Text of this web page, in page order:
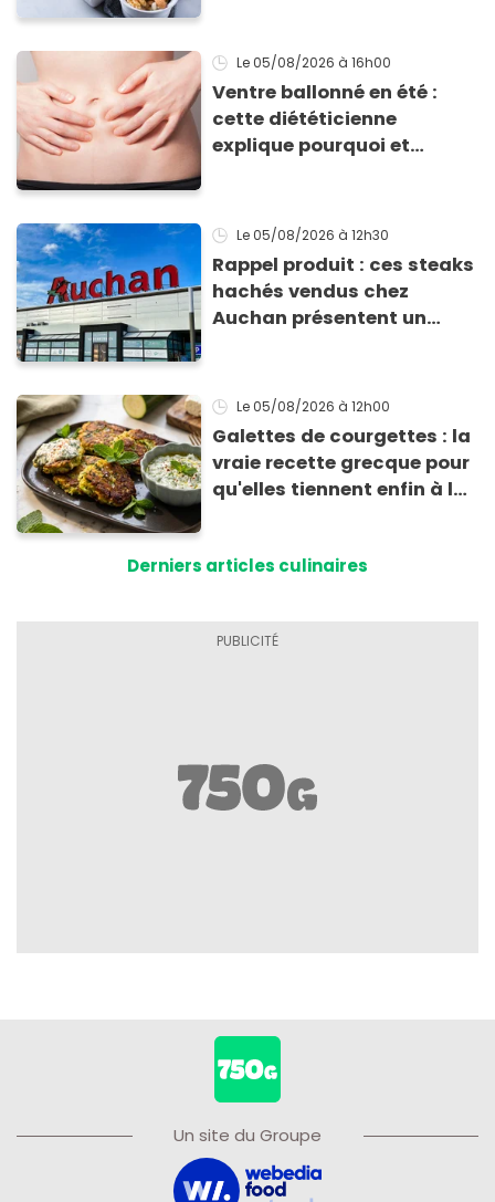
Le 05/08/2026 à 16h00
Ventre ballonné en été :
cette diététicienne
explique pourquoi et
Le 05/08/2026 à 12h30
Rappel produit : ces steaks
hachés vendus chez
Auchan présentent un
Le 05/08/2026 à 12h00
Galettes de courgettes : la
vraie recette grecque pour
qu'elles tiennent enfin à la
Derniers articles culinaires
Un site du Groupe